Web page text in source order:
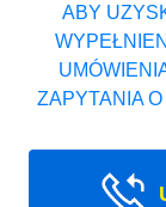
ABY
ZAPYTANIA